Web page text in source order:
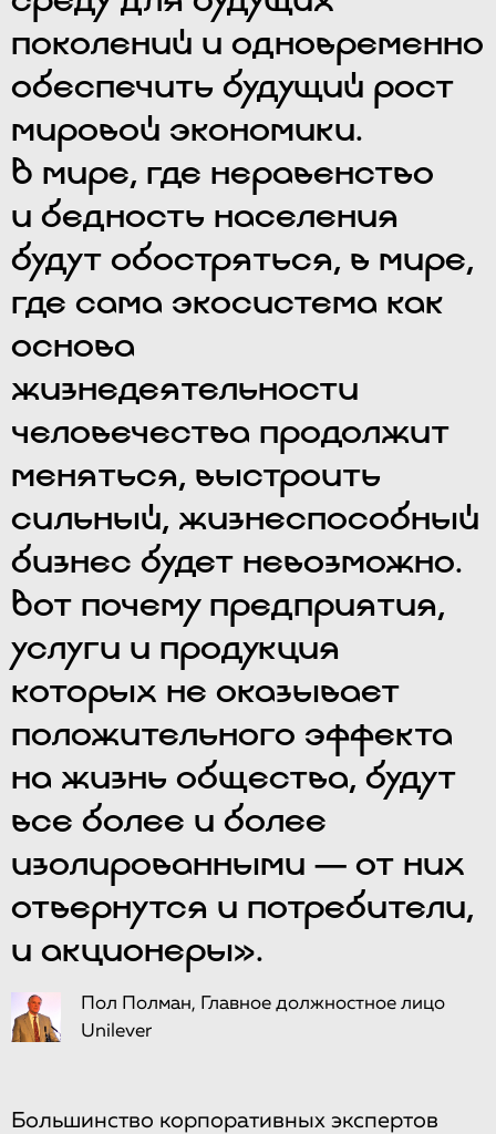
поколений и одновременно
обеспечить будущий рост
мировой экономики.
В мире, где неравенство
и бедность населения
будут обостряться, в мире,
где сама экосистема как
основа
жизнедеятельности
человечества продолжит
меняться, выстроить
сильный, жизнеспособный
бизнес будет невозможно.
Вот почему предприятия,
услуги и продукция
которых не оказывает
положительного эффекта
на жизнь общества, будут
все более и более
изолированными — от них
отвернутся и потребители,
и акционеры».
Пол Полман, Главное должностное лицо
Unilever
Большинство корпоративных экспертов